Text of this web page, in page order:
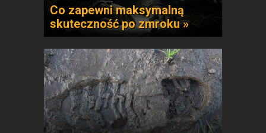
Co zapewni maksymalną
skuteczność po zmroku »